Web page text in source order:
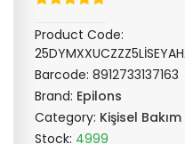
Product Code:
Barcode: 8912733137163
Brand: Epilons
Category: Kişisel
Stock: 4999